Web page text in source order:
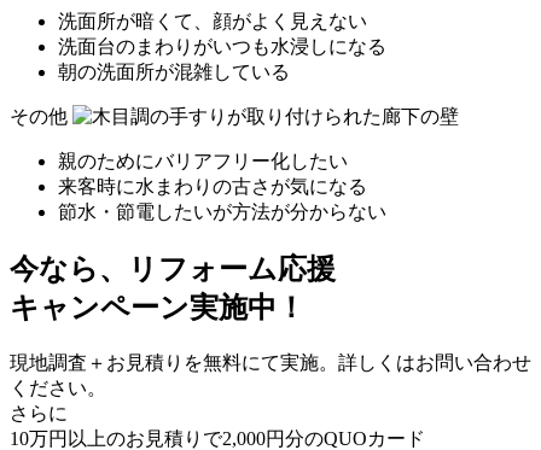
洗面所が暗くて、顔がよく見えない
洗面台のまわりがいつも水浸しになる
朝の洗面所が混雑している
その他
親のためにバリアフリー化したい
来客時に水まわりの古さが気になる
節水・節電したいが方法が分からない
今なら、リフォーム応援
キャンペーン実施中！
現地調査＋お見積りを無料にて実施。詳しくはお問い合わせ
ください。
さらに
10万円以上のお見積りで2,000円分のQUOカード